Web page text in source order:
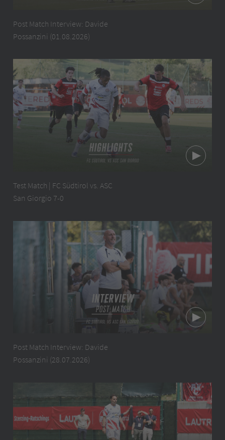
Post Match Interview: Davide
Possanzini (01.08.2026)
Test Match | FC Südtirol vs. ASC
San Giorgio 7-0
Post Match Interview: Davide
Possanzini (28.07.2026)